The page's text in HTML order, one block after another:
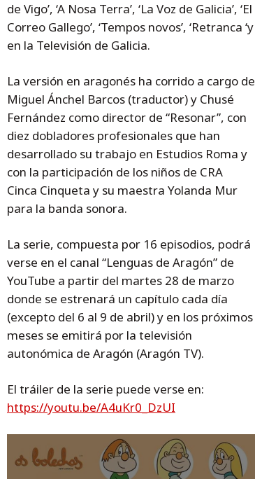
de Vigo’, ‘A Nosa Terra’, ‘La Voz de Galicia’, ‘El
Correo Gallego’, ‘Tempos novos’, ‘Retranca ‘y
en la Televisión de Galicia.
La versión en aragonés ha corrido a cargo de
Miguel Ánchel Barcos (traductor) y Chusé
Fernández como director de “Resonar”, con
diez dobladores profesionales que han
desarrollado su trabajo en Estudios Roma y
con la participación de los niños de CRA
Cinca Cinqueta y su maestra Yolanda Mur
para la banda sonora.
La serie, compuesta por 16 episodios, podrá
verse en el canal “Lenguas de Aragón” de
YouTube a partir del martes 28 de marzo
donde se estrenará un capítulo cada día
(excepto del 6 al 9 de abril) y en los próximos
meses se emitirá por la televisión
autonómica de Aragón (Aragón TV).
El tráiler de la serie puede verse en:
https://youtu.be/A4uKr0_DzUI